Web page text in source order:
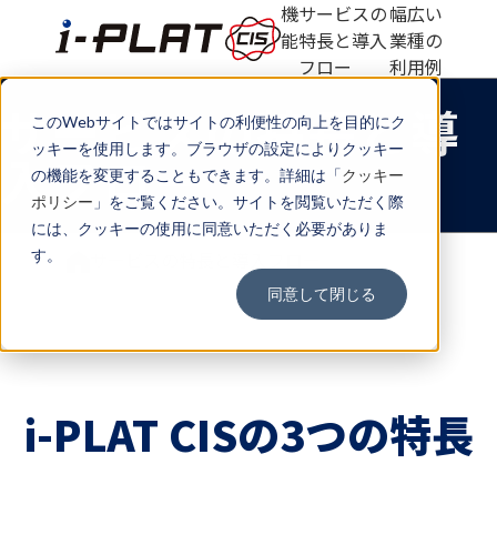
このWebサイトではサイトの利便性の向上を目的にク
ッキーを使用します。ブラウザの設定によりクッキー
の機能を変更することもできます。詳細は「クッキー
ポリシー 」をご覧ください。サイトを閲覧いただく際
には、クッキーの使用に同意いただく必要がありま
す。
同意して閉じる
機
能
サービスの
特長と導入
フロー
幅広い
業種の
利用例
サービスの特長と 導
入フロー
i-PLAT CISの3つの特長